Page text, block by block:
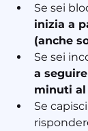
Se sei
inizia a
(anche
Se sei
a
minuti al
Se